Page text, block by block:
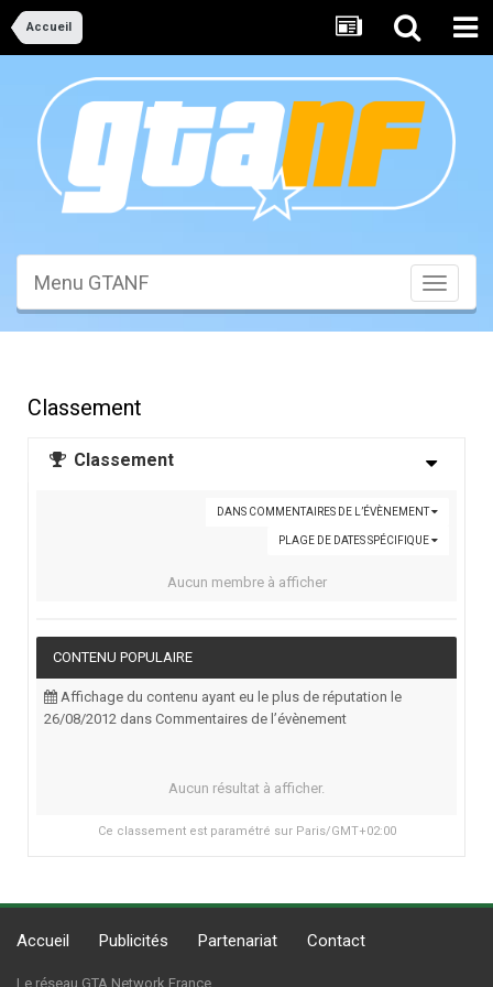
Accueil
Toggle
Menu GTANF
Classement
Classement
DANS COMMENTAIRES DE L’ÉVÈNEMENT
PLAGE DE DATES SPÉCIFIQUE
Aucun membre à afficher
CONTENU POPULAIRE
Affichage du contenu ayant eu le plus de réputation le
26/08/2012 dans Commentaires de l’évènement
Aucun résultat à afficher.
Ce classement est paramétré sur Paris/GMT+02:00
Accueil Publicités Partenariat Contact
Le réseau GTA Network France